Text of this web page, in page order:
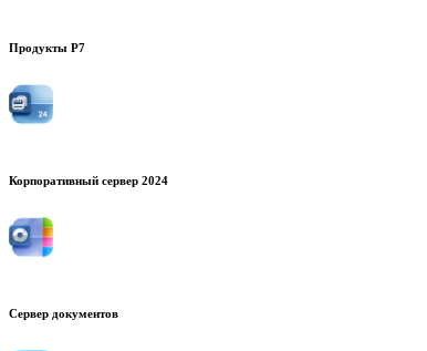
Продукты Р7
Корпоративный сервер 2024
Сервер документов